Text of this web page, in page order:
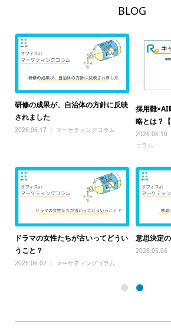
BLOG
研修の成果が、自治体の方針に反映
されました
2026.06.17 マーケティングコラム
採用難×AI
略とは？
2026.06.10
コラム
ドラマの女性たちが古いってどうい
うこと？
2026.06.02 マーケティングコラム
意思決定
2026.05.06